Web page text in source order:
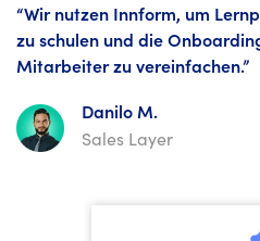
“Wir nutzen Innform, um
zu schulen und die
Mitarbeiter zu vereinfachen.”
Danilo M.
Sales Layer